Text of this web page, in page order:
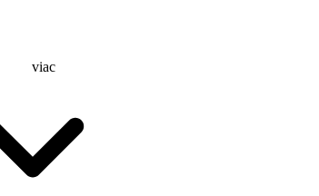
viac